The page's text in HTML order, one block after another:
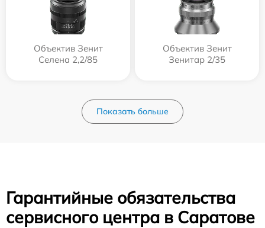
Объектив Зенит
Селена 2,2/85
Объектив Зенит
Зенитар 2/35
Показать больше
Гарантийные обязательства
сервисного центра в Саратове